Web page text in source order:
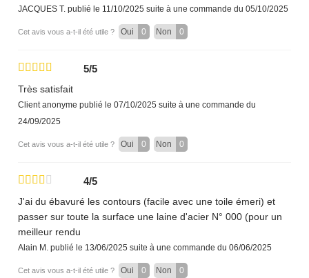
JACQUES T. publié le 11/10/2025 suite à une commande du 05/10/2025
Cet avis vous a-t-il été utile ? Oui 0 Non 0
5/5
Très satisfait
Client anonyme publié le 07/10/2025 suite à une commande du
24/09/2025
Cet avis vous a-t-il été utile ? Oui 0 Non 0
4/5
J'ai du ébavuré les contours (facile avec une toile émeri) et
passer sur toute la surface une laine d'acier N° 000 (pour un
meilleur rendu
Alain M. publié le 13/06/2025 suite à une commande du 06/06/2025
Cet avis vous a-t-il été utile ? Oui 0 Non 0